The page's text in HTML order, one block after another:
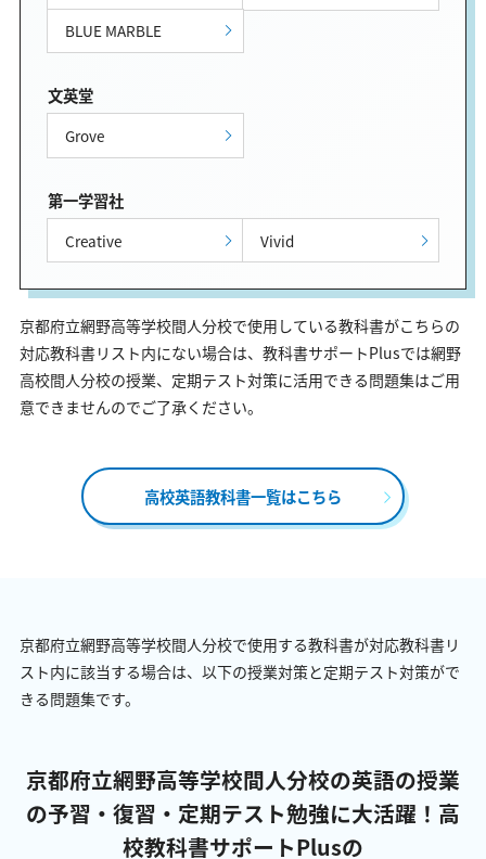
BLUE MARBLE
文英堂
Grove
第一学習社
Creative Vivid
京都府立網野高等学校間人分校で使用している教科書がこちらの
対応教科書リスト内にない場合は、教科書サポートPlusでは網野
高校間人分校の授業、定期テスト対策に活用できる問題集はご用
意できませんのでご了承ください。
高校英語教科書一覧はこちら
京都府立網野高等学校間人分校で使用する教科書が対応教科書リ
スト内に該当する場合は、以下の授業対策と定期テスト対策がで
きる問題集です。
京都府立網野高等学校間人分校の英語の授業
の予習・復習・定期テスト勉強に大活躍！ 高
校教科書サポートPlusの